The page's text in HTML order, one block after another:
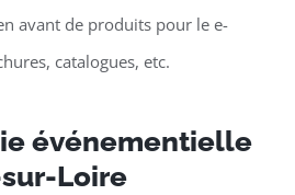
avant de produits pour le e-
catalogues, etc.
événementielle
Loire